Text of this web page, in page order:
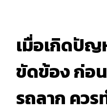
เมื่อเกิดปัญ
ขัดข้อง ก่อ
รถลาก ควร